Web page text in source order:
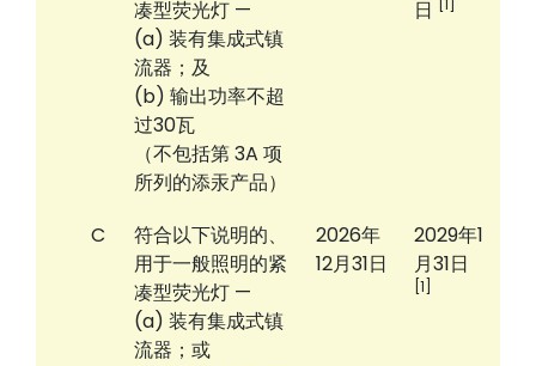
凑型荧光灯 —
(a) 装有集成式镇
流器；及
(b) 输出功率不超
过30瓦
（不包括第 3A 项
所列的添汞产品）
日
[1]
C
符合以下说明的、
用于一般照明的紧
凑型荧光灯 —
(a) 装有集成式镇
流器；或
2026年
12月31日
2029年1
月31日
[1]